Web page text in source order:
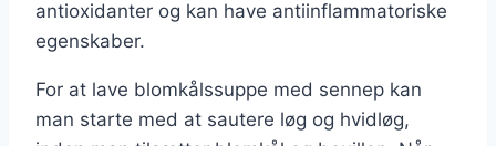
antioxidanter og kan have antiinflammatoriske
egenskaber.
For at lave blomkålssuppe med sennep kan
man starte med at sautere løg og hvidløg,